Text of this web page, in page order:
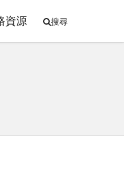
資源 搜尋